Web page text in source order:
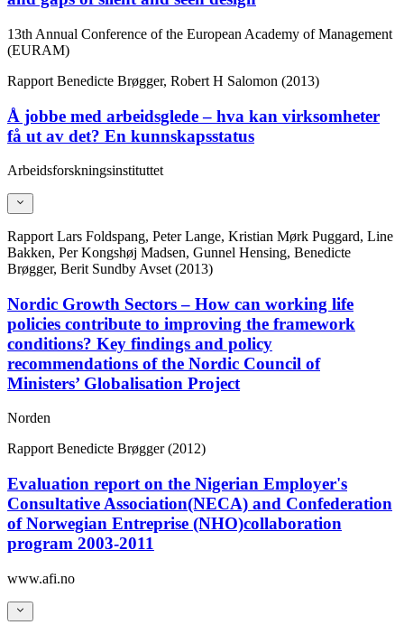
13th Annual Conference of the European Academy of Management
(EURAM)
Rapport Benedicte Brøgger, Robert H Salomon (2013)
Å jobbe med arbeidsglede – hva kan virksomheter
få ut av det? En kunnskapsstatus
Arbeidsforskningsinstituttet
Rapport Lars Foldspang, Peter Lange, Kristian Mørk Puggard, Line
Bakken, Per Kongshøj Madsen, Gunnel Hensing, Benedicte
Brøgger, Berit Sundby Avset (2013)
Nordic Growth Sectors – How can working life
policies contribute to improving the framework
conditions? Key findings and policy
recommendations of the Nordic Council of
Ministers’ Globalisation Project
Norden
Rapport Benedicte Brøgger (2012)
Evaluation report on the Nigerian Employer's
Consultative Association(NECA) and Confederation
of Norwegian Entreprise (NHO)collaboration
program 2003-2011
www.afi.no